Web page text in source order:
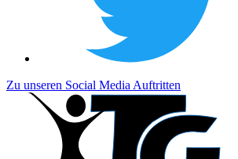
Zu unseren Social Media Auftritten